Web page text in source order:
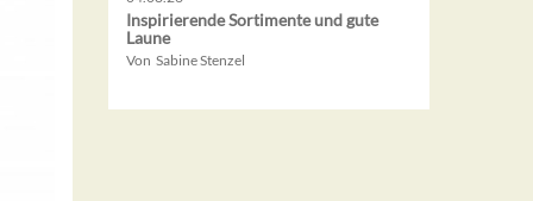
Inspirierende Sortimente und gute
Laune
Von Sabine Stenzel